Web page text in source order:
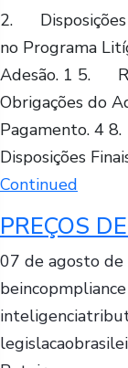
2. Disposições
no Programa
Adesão. 1 5.
Obrigações do
Pagamento. 4
Disposições
Continued
PREÇOS
07 de agosto de
beincopmpliance